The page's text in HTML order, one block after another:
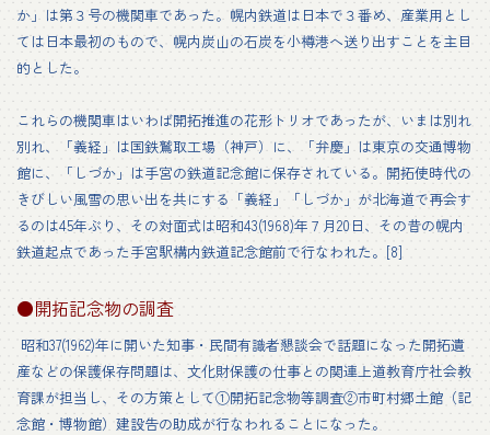
か」は第３号の機関車であった。幌内鉄道は日本で３番め、産業用とし
ては日本最初のもので、幌内炭山の石炭を小樽港へ送り出すことを主目
的とした。
これらの機関車はいわば開拓推進の花形トリオであったが、いまは別れ
別れ、「義経」は国鉄鷲取工場（神戸）に、「弁慶」は東京の交通博物
館に、「しづか」は手宮の鉄道記念館に保存されている。開拓使時代の
きびしい風雪の思い出を共にする「義経」「しづか」が北海道で再会す
るのは45年ぶり、その対面式は昭和43(1968)年７月20日、その昔の幌内
鉄道起点であった手宮駅構内鉄道記念館前で行なわれた。[8]
●開拓記念物の調査
昭和37(1962)年に開いた知事・民間有識者懇談会で話題になった開拓遺
産などの保護保存問題は、文化財保護の仕事との関連上道教育庁社会教
育課が担当し、その方策として①開拓記念物等調査②市町村郷土館（記
念館・博物館）建設告の助成が行なわれることになった。